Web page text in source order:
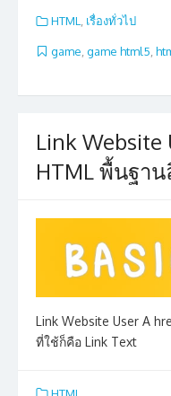
HTML, เรื่องทั่วไป
game game html5
Link Website
HTML พื้นฐาน
Link Website User A
ที่ใช้ก็คือ Link Text